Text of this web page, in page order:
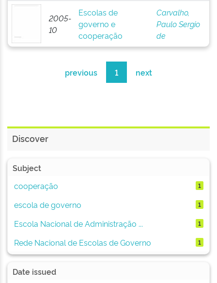
2005-
10
Escolas de
governo e
cooperação
Carvalho,
Paulo Sergio
de
previous 1 next
Discover
Subject
cooperação
1
escola de governo 1
Escola Nacional de Administração ... 1
Rede Nacional de Escolas de Governo 1
Date issued